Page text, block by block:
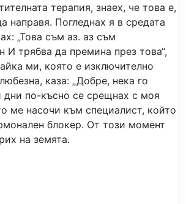
терапия, знаех, че това е,
направя. Погледнах я в средата
„Това съм аз. аз съм
И трябва да премина през това“,
ми, която е изключително
каза: „Добре, нека го
дни по-късно се срещнах с моя
ме насочи към специалист, който
блокер. От този момент
на земята.